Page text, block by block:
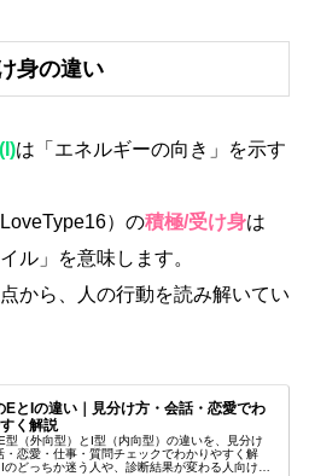
身の違い
は「エネルギーの向き」を示す
）の積極/受け身は
ル」を意味します。
から、人の行動を読み解いてい
EとIの違い｜見分け方・会話・恋愛でわ
く解説
型（外向型）とI型（内向型）の違いを、見分け
・恋愛・仕事・質問チェックでわかりやすく解
のどっちか迷う人や、診断結果が変わる人向けに